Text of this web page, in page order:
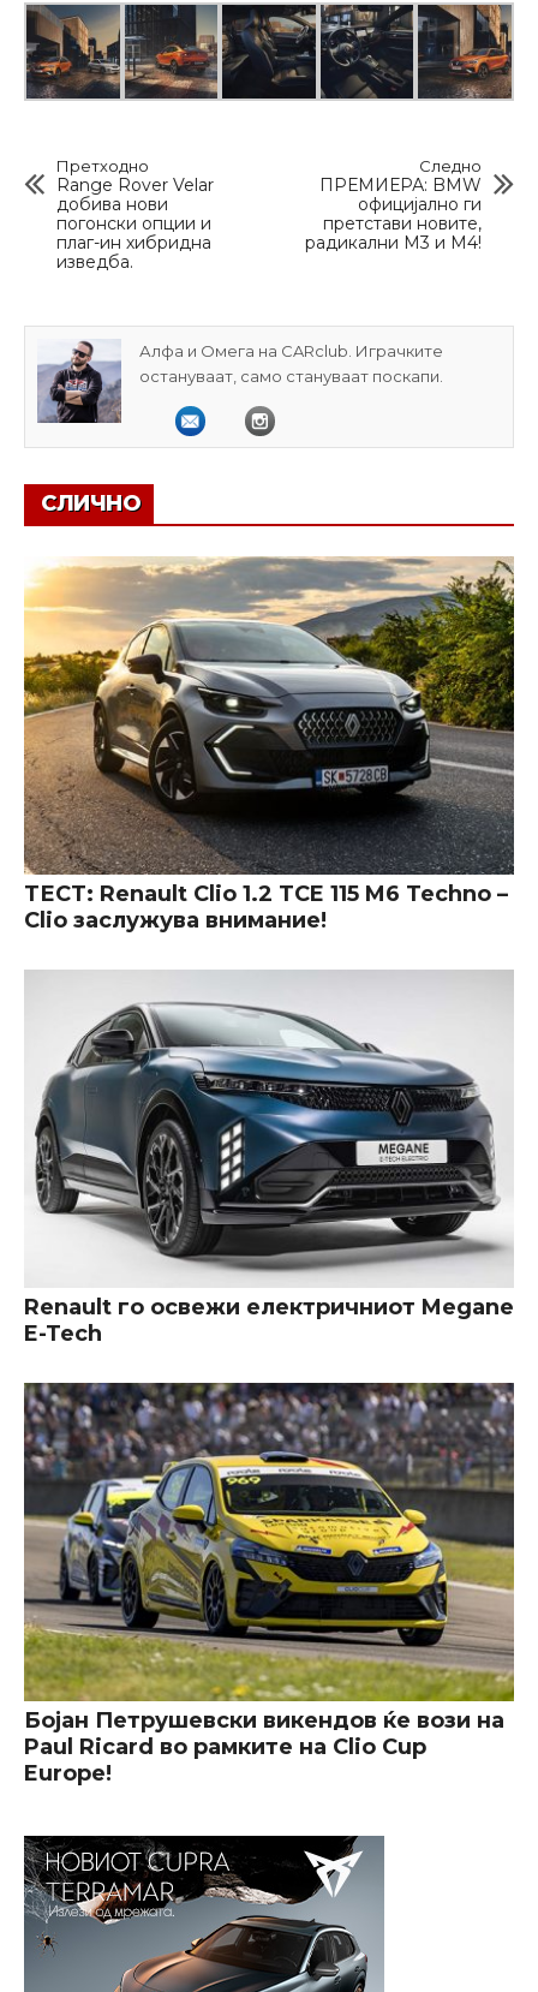
Претходно
Range Rover Velar
добива нови
погонски опции и
плаг-ин хибридна
изведба.
Следно
ПРЕМИЕРА: BMW
официјално ги
претстави новите,
радикални M3 и М4!
Алфа и Омега на CARclub. Играчките
остануваат, само стануваат поскапи.
СЛИЧНО
ТЕСТ: Renault Clio 1.2 TCE 115 M6 Techno –
Clio заслужува внимание!
Renault го освежи електричниот Megane
E-Tech
Бојан Петрушевски викендов ќе вози на
Paul Ricard во рамките на Clio Cup
Europe!